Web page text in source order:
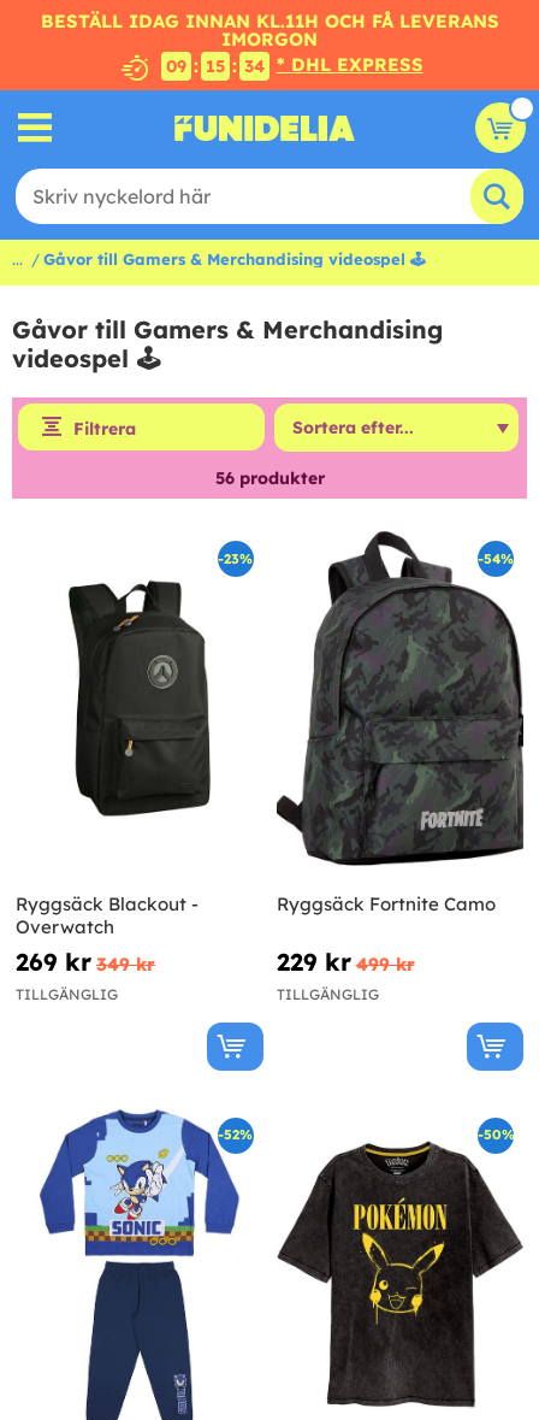
BESTÄLL IDAG INNAN KL.11H OCH FÅ LEVERANS
IMORGON
09 : 15 : 33 * DHL EXPRESS
... Gåvor till Gamers & Merchandising videospel 🕹
Gåvor till Gamers & Merchandising
videospel 🕹
Filtrera
56produkter
-23%
Ryggsäck Blackout -
Overwatch
269 kr 349 kr
TILLGÄNGLIG
-54%
Ryggsäck Fortnite Camo
229 kr 499 kr
TILLGÄNGLIG
-52% -50%